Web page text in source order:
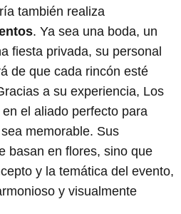
también realiza
. Ya sea una boda, un
fiesta privada, su personal
de que cada rincón esté
a su experiencia, Los
el aliado perfecto para
memorable. Sus
basan en flores, sino que
y la temática del evento,
y visualmente